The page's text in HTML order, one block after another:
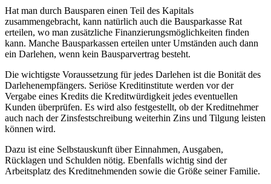
Hat man durch Bausparen einen Teil des Kapitals
zusammengebracht, kann natürlich auch die Bausparkasse Rat
erteilen, wo man zusätzliche Finanzierungsmöglichkeiten finden
kann. Manche Bausparkassen erteilen unter Umständen auch dann
ein Darlehen, wenn kein Bausparvertrag besteht.
Die wichtigste Voraussetzung für jedes Darlehen ist die Bonität des
Darlehenempfängers. Seriöse Kreditinstitute werden vor der
Vergabe eines Kredits die Kreditwürdigkeit jedes eventuellen
Kunden überprüfen. Es wird also festgestellt, ob der Kreditnehmer
auch nach der Zinsfestschreibung weiterhin Zins und Tilgung leisten
können wird.
Dazu ist eine Selbstauskunft über Einnahmen, Ausgaben,
Rücklagen und Schulden nötig. Ebenfalls wichtig sind der
Arbeitsplatz des Kreditnehmenden sowie die Größe seiner Familie.